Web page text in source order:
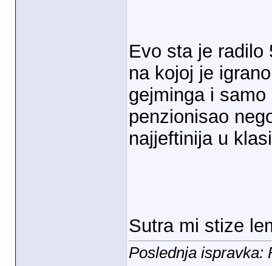
Evo sta je radilo
na kojoj je
gejminga i
penzionisao
najjeftinija u
Sutra mi stize
Poslednja ispravka: